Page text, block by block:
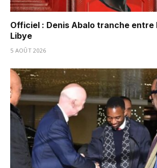
Officiel : Denis Abalo tranche entre
Libye
5 AOÛT 2026